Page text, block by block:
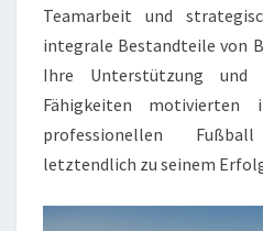
Teamarbeit und
integrale Bestandteile von
Ihre Unterstützung
Fähigkeiten
professionellen
letztendlich zu seinem